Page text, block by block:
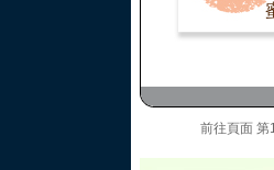
前往頁面 第